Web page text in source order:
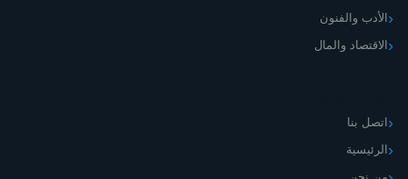
الأدب والفنون
الاقتصاد والمال
اتصل بنا
الرئيسية